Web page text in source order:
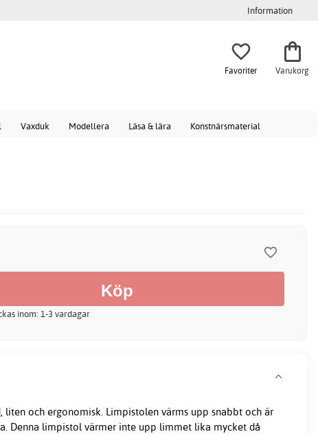
Information
Favoriter Varukorg
Vaxduk Modellera Läsa & lära Konstnärsmaterial
inom: 1-3 vardagar
liten och ergonomisk. Limpistolen värms upp snabbt och är
Denna limpistol värmer inte upp limmet lika mycket då